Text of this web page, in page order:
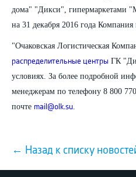
дома" "Дикси", гипермаркетами
на 31 декабря 2016 года
"Очаковская Логистическая
распределительные центры ГК
условиях. За более подробной
менеджерам по телефону 8 800
почте mail@olk.su.
← Назад к списку